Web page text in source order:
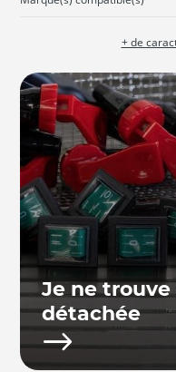
+ de
Je ne
détachée